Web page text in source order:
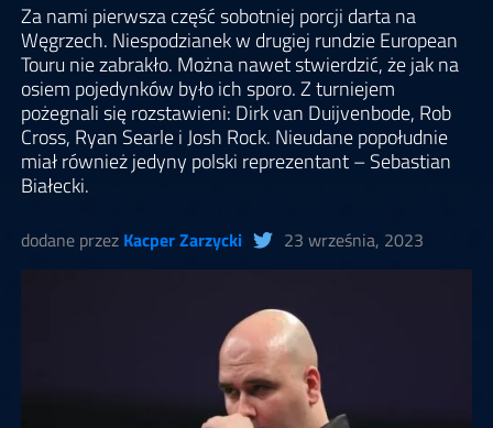
Za nami pierwsza część sobotniej porcji darta na
Węgrzech. Niespodzianek w drugiej rundzie European
Touru nie zabrakło. Można nawet stwierdzić, że jak na
osiem pojedynków było ich sporo. Z turniejem
pożegnali się rozstawieni: Dirk van Duijvenbode, Rob
Cross, Ryan Searle i Josh Rock. Nieudane popołudnie
miał również jedyny polski reprezentant – Sebastian
Białecki.
dodane przez Kacper Zarzycki 23 września, 2023